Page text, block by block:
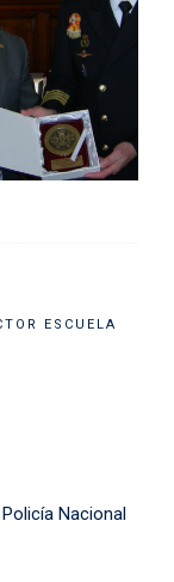
ESCUELA
Nacional